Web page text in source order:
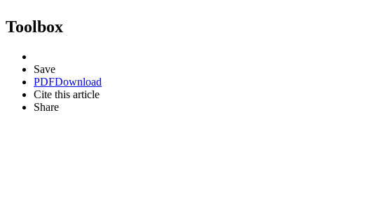
Toolbox
Save
PDFDownload
Cite this article
Share